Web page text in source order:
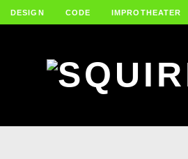
DESIGN CODE IMPROTHEATER